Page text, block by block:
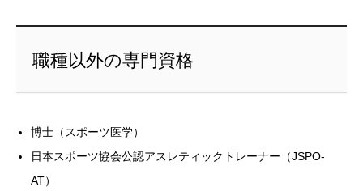
職種以外の専門資格
博士（スポーツ医学）
日本スポーツ協会公認アスレティックトレーナー（JSPO-
AT）